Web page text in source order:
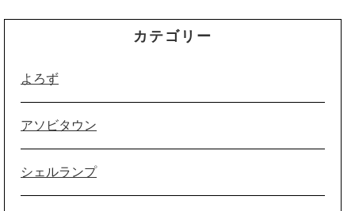
カテゴリー
よろず
アソビタウン
シェルランプ